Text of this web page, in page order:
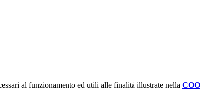
al funzionamento ed utili alle finalità illustrate nella